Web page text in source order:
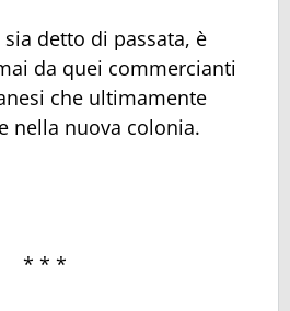
detto di passata, è
da quei commercianti
che ultimamente
nella nuova colonia.
* * *